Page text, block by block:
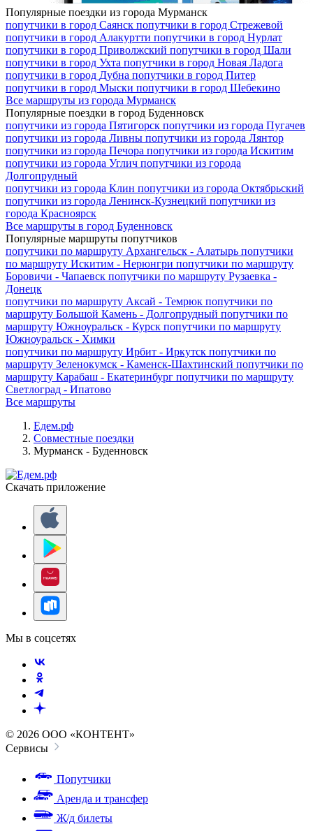
Популярные поездки из города Мурманск
попутчики в город Саянск попутчики в город Стрежевой
попутчики в город Алакуртти попутчики в город Нурлат
попутчики в город Приволжский попутчики в город Шали
попутчики в город Ухта попутчики в город Новая Ладога
попутчики в город Дубна попутчики в город Питер
попутчики в город Мыски попутчики в город Шебекино
Все маршруты из города Мурманск
Популярные поездки в город Буденновск
попутчики из города Пятигорск попутчики из города Пугачев
попутчики из города Ливны попутчики из города Лянтор
попутчики из города Печора попутчики из города Искитим
попутчики из города Углич попутчики из города
Долгопрудный
попутчики из города Клин попутчики из города Октябрьский
попутчики из города Ленинск-Кузнецкий попутчики из
города Красноярск
Все маршруты в город Буденновск
Популярные маршруты попутчиков
попутчики по маршруту Архангельск - Алатырь попутчики
по маршруту Искитим - Нерюнгри попутчики по маршруту
Боровичи - Чапаевск попутчики по маршруту Рузаевка -
Донецк
попутчики по маршруту Аксай - Темрюк попутчики по
маршруту Большой Камень - Долгопрудный попутчики по
маршруту Южноуральск - Курск попутчики по маршруту
Южноуральск - Химки
попутчики по маршруту Ирбит - Иркутск попутчики по
маршруту Зеленокумск - Каменск-Шахтинский попутчики по
маршруту Карабаш - Екатеринбург попутчики по маршруту
Светлоград - Ипатово
Все маршруты
Едем.рф
Совместные поездки
Мурманск - Буденновск
Скачать приложение
Мы в соцсетях
© 2026 ООО «КОНТЕНТ»
Сервисы
Попутчики
Аренда и трансфер
Ж/д билеты